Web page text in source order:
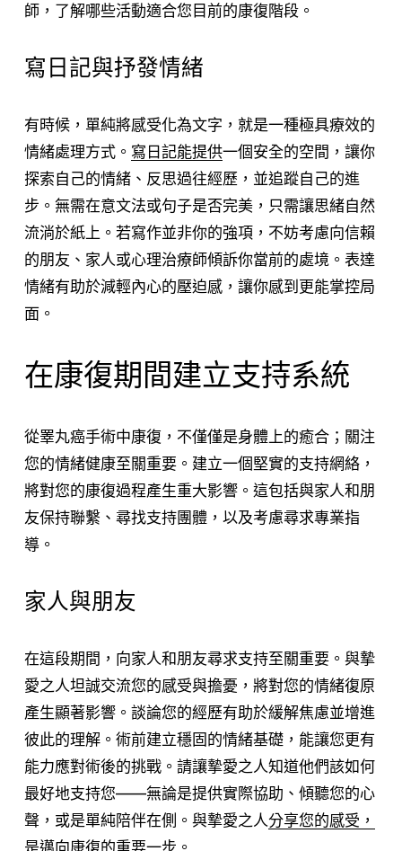
師，了解哪些活動適合您目前的康復階段。
寫日記與抒發情緒
有時候，單純將感受化為文字，就是一種極具療效的
情緒處理方式。 寫日記能提供一個安全的空間，讓你
探索自己的情緒、反思過往經歷，並追蹤自己的進
步。無需在意文法或句子是否完美，只需讓思緒自然
流淌於紙上。若寫作並非你的強項，不妨考慮向信賴
的朋友、家人或心理治療師傾訴你當前的處境。表達
情緒有助於減輕內心的壓迫感，讓你感到更能掌控局
面。
在康復期間建立支持系統
從睪丸癌手術中康復，不僅僅是身體上的癒合；關注
您的情緒健康至關重要。建立一個堅實的支持網絡，
將對您的康復過程產生重大影響。這包括與家人和朋
友保持聯繫、尋找支持團體，以及考慮尋求專業指
導。
家人與朋友
在這段期間，向家人和朋友尋求支持至關重要。與摯
愛之人坦誠交流您的感受與擔憂，將對您的情緒復原
產生顯著影響。談論您的經歷有助於緩解焦慮並增進
彼此的理解。術前建立穩固的情緒基礎，能讓您更有
能力應對術後的挑戰。請讓摯愛之人知道他們該如何
最好地支持您——無論是提供實際協助、傾聽您的心
聲，或是單純陪伴在側。與摯愛之人分享您的感受，
是邁向康復的重要一步。